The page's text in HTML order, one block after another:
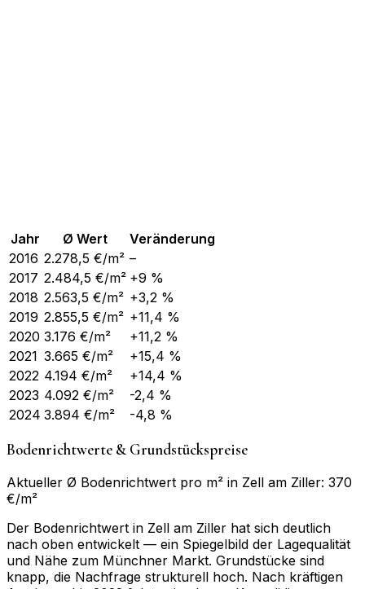
Jahr Ø Wert
Veränderung
2016 2.278,5 €/m² –
2017 2.484,5 €/m² +9 %
2018 2.563,5 €/m² +3,2 %
2019 2.855,5 €/m² +11,4 %
2020 3.176 €/m²
+11,2 %
2021 3.665 €/m²
+15,4 %
2022 4.194 €/m²
+14,4 %
2023 4.092 €/m²
-2,4 %
2024 3.894 €/m² -4,8 %
Bodenrichtwerte & Grundstückspreise
Aktueller Ø Bodenrichtwert pro m² in Zell am Ziller: 370
€/m²
Der Bodenrichtwert in Zell am Ziller hat sich deutlich
nach oben entwickelt — ein Spiegelbild der Lagequalität
und Nähe zum Münchner Markt. Grundstücke sind
knapp, die Nachfrage strukturell hoch. Nach kräftigen